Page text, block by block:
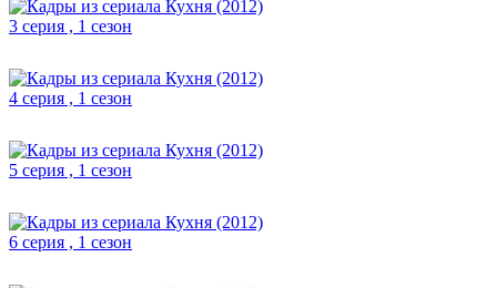
3 серия , 1 сезон
4 серия , 1 сезон
5 серия , 1 сезон
6 серия , 1 сезон